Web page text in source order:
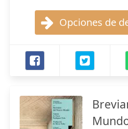
Opciones de